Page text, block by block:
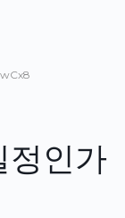
정인가